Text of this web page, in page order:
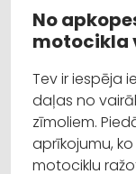
No
motocikla
Tev ir iespēja
daļas no
zīmoliem.
aprīkojumu,
motociklu